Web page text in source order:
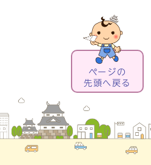
ページの
先頭へ戻る